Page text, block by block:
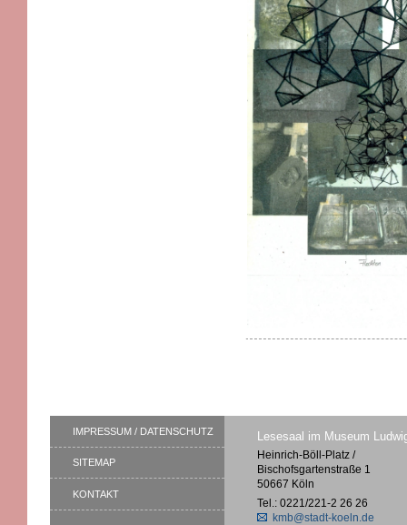
IMPRESSUM / DATENSCHUTZ
SITEMAP
KONTAKT
Lesesaal im Museum
Heinrich-Böll-Platz /
Bischofsgartenstraße 1
50667 Köln
Tel.: 0221/221-2 26 26
kmb@stadt-koeln.de